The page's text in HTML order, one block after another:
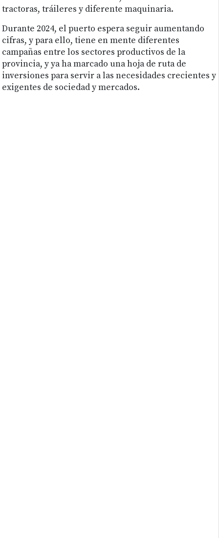
tractoras, tráileres y diferente maquinaria.
Durante 2024, el puerto espera seguir aumentando
cifras, y para ello, tiene en mente diferentes
campañas entre los sectores productivos de la
provincia, y ya ha marcado una hoja de ruta de
inversiones para servir a las necesidades crecientes y
exigentes de sociedad y mercados.